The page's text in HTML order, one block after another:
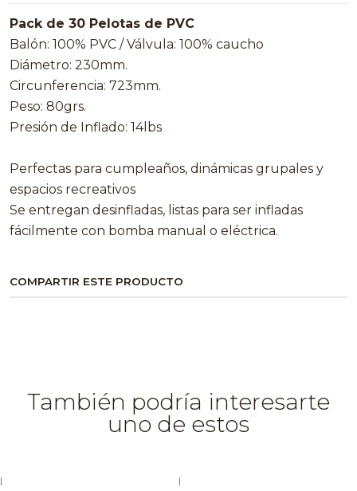
Pack de 30 Pelotas de PVC
Balón: 100% PVC / Válvula: 100% caucho
Diámetro: 230mm.
Circunferencia: 723mm.
Peso: 80grs.
Presión de Inflado: 14lbs
Perfectas para cumpleaños, dinámicas grupales y
espacios recreativos
Se entregan desinfladas, listas para ser infladas
fácilmente con bomba manual o eléctrica.
COMPARTIR ESTE PRODUCTO
También podría interesarte
uno de estos
| |